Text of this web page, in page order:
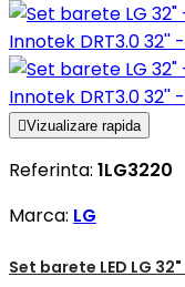
Vizualizare rapida
Referinta: 1LG3220
Marca: LG
Set barete LED LG